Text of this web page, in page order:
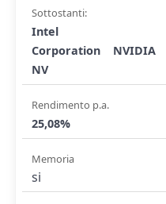
Sottostanti:
Intel
Corporation
NVIDIA
NV
Rendimento p.a.
25,08%
Memoria
si